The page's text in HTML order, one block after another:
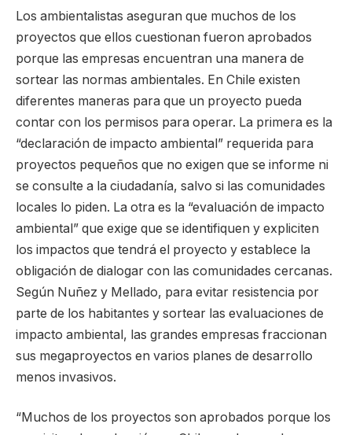
Los ambientalistas aseguran que muchos de los
proyectos que ellos cuestionan fueron aprobados
porque las empresas encuentran una manera de
sortear las normas ambientales. En Chile existen
diferentes maneras para que un proyecto pueda
contar con los permisos para operar. La primera es la
“declaración de impacto ambiental” requerida para
proyectos pequeños que no exigen que se informe ni
se consulte a la ciudadanía, salvo si las comunidades
locales lo piden. La otra es la “evaluación de impacto
ambiental” que exige que se identifiquen y expliciten
los impactos que tendrá el proyecto y establece la
obligación de dialogar con las comunidades cercanas.
Según Nuñez y Mellado, para evitar resistencia por
parte de los habitantes y sortear las evaluaciones de
impacto ambiental, las grandes empresas fraccionan
sus megaproyectos en varios planes de desarrollo
menos invasivos.
“Muchos de los proyectos son aprobados porque los